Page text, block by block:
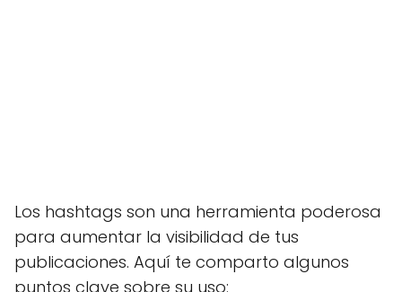
Los hashtags son una herramienta poderosa
para aumentar la visibilidad de tus
publicaciones. Aquí te comparto algunos
puntos clave sobre su uso: